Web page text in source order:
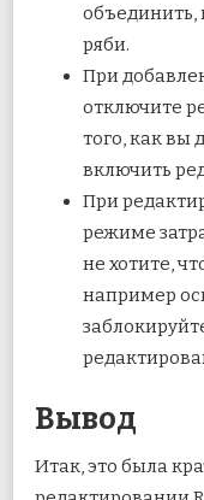
ряби.
При
отключите
того, как вы
включить
При
режиме
не хотите,
например
Вывод
Итак, это была